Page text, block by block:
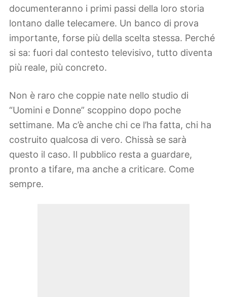
documenteranno i primi passi della loro storia
lontano dalle telecamere. Un banco di prova
importante, forse più della scelta stessa. Perché
si sa: fuori dal contesto televisivo, tutto diventa
più reale, più concreto.
Non è raro che coppie nate nello studio di
“Uomini e Donne” scoppino dopo poche
settimane. Ma c’è anche chi ce l’ha fatta, chi ha
costruito qualcosa di vero. Chissà se sarà
questo il caso. Il pubblico resta a guardare,
pronto a tifare, ma anche a criticare. Come
sempre.